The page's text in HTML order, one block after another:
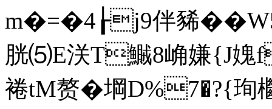
m�=�4┟j9伴豨��
胱⑸E浂T鱡8崅嫌{J
裷tM赘�堈D%7�?{